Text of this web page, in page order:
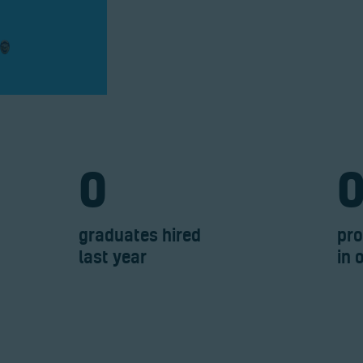
0
graduates hired
last year
0
in